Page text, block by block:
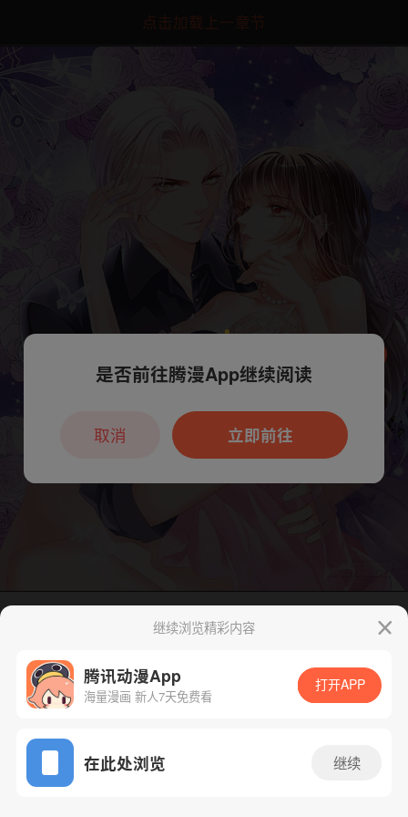
点击加载上一章节
App免费看
腾漫App免费看
继续浏览精彩内容
腾讯动漫App
海量漫画 新人7天免费看
打开APP
在此处浏览 继续
本章节仅支持App阅读，可打开App新用
户7天免费看
是否前往腾漫App继续阅读
立即前往
取消